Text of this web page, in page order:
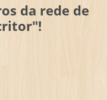
da rede de